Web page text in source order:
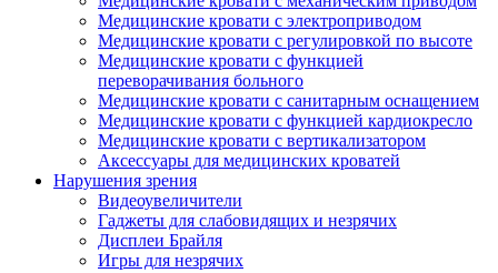
Медицинские кровати с электроприводом
Медицинские кровати с регулировкой по высоте
Медицинские кровати с функцией
переворачивания больного
Медицинские кровати с санитарным оснащением
Медицинские кровати с функцией кардиокресло
Медицинские кровати с вертикализатором
Аксессуары для медицинских кроватей
Нарушения зрения
Видеоувеличители
Гаджеты для слабовидящих и незрячих
Дисплеи Брайля
Игры для незрячих